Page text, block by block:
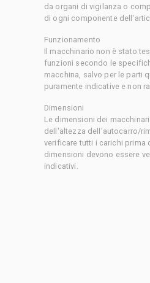
da organi di vigilanza o
di ogni componente
Funzionamento
Il macchinario non è stato
funzioni secondo le
macchina, salvo per le parti
puramente indicative e non
Dimensioni
Le dimensioni dei
dell'altezza dell'autocarro/
verificare tutti i carichi prima
dimensioni devono essere
indicativi.